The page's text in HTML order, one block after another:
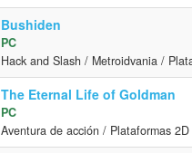
Bushiden
PC
Hack and Slash / Metroidvania /
The Eternal Life of Goldman
PC
Aventura de acción / Plataformas 2D